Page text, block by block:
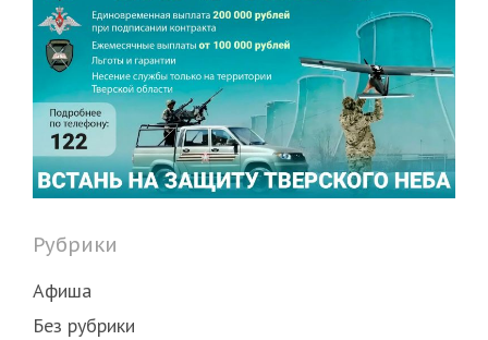
Рубрики
Афиша
Без рубрики